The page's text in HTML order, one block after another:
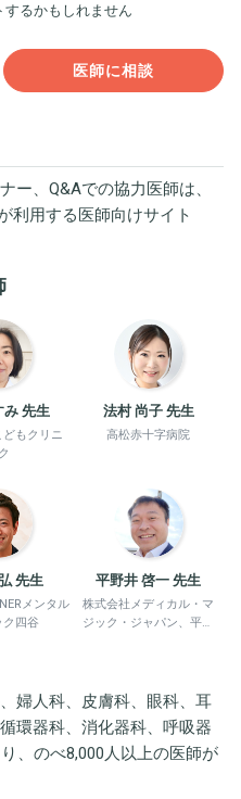
するかもしれません
医師に相談
ー、Q&Aでの協力医師は、
利用する医師向けサイト
み 先生
どもクリニ
法村 尚子 先生
高松赤十字病院
先生
メンタル
ク四谷
平野井 啓一 先生
株式会社メディカル・マ
ジック・ジャパン、平野
婦人科、皮膚科、眼科、耳
環器科、消化器科、呼吸器
、のべ8,000人以上の医師が